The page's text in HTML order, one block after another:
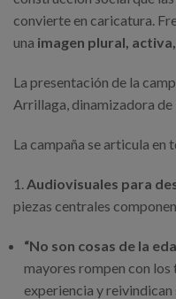
convierte en caricatura.
una imagen plural,
La presentación de la
Arrillaga, dinamizadora
La campaña se articula en
1. Audiovisuales para
piezas centrales
“No son cosas de la
mayores rompen con
experiencia y reivindican